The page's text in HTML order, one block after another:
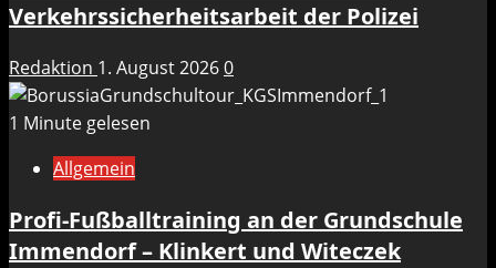
Verkehrssicherheitsarbeit der Polizei
Redaktion 1. August 20260
1 Minute gelesen
Allgemein
Profi-Fußballtraining an der Grundschule
Immendorf – Klinkert und Witeczek